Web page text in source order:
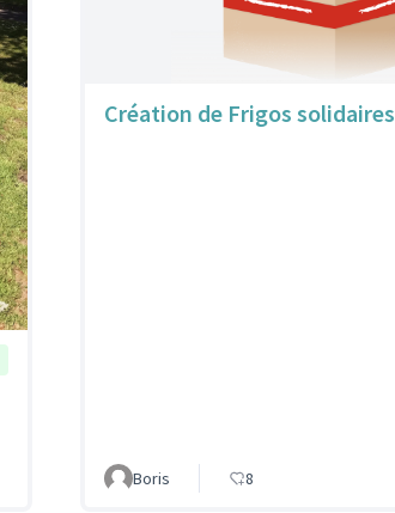
Création de Frigos solidaires
Boris 8